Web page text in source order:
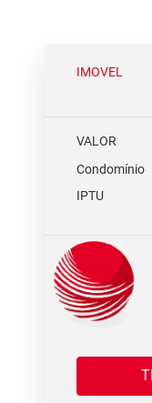
IMOVEL
VALOR
Condomínio
IPTU